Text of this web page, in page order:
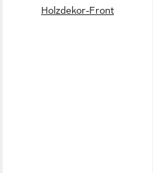
Holzdekor-Front